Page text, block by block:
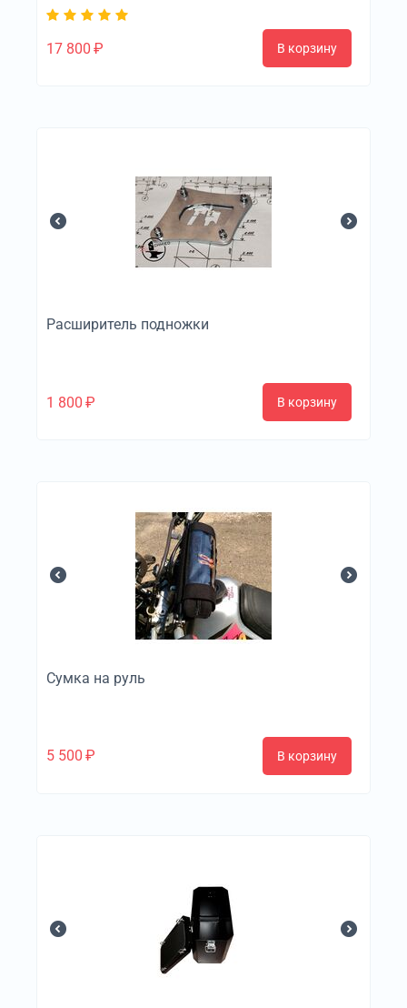
17 800 ₽ В корзину
Расширитель подножки
1 800 ₽ В корзину
Сумка на руль
5 500 ₽ В корзину